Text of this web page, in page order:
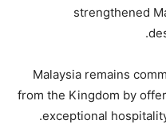
strengthened
Malaysia remains
from the Kingdom by
exceptional